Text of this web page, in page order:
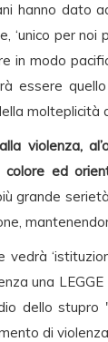
hanno dato
per noi
in modo
essere
molteplicità
violenza,
ed
grande
vedrà
una
dello
di